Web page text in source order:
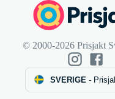
© 2000-2026 Prisjakt
SVERIGE -